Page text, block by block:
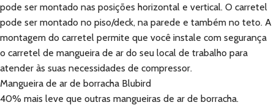
pode ser montado nas posições horizontal e vertical. O carretel
pode ser montado no piso/deck, na parede e também no teto. A
montagem do carretel permite que você instale com segurança
o carretel de mangueira de ar do seu local de trabalho para
atender às suas necessidades de compressor.
Mangueira de ar de borracha Blubird
40% mais leve que outras mangueiras de ar de borracha.